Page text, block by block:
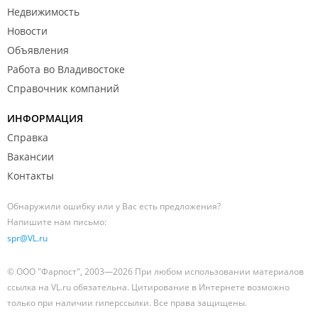
Недвижимость
Новости
Объявления
Работа во Владивостоке
Справочник компаний
ИНФОРМАЦИЯ
Справка
Вакансии
Контакты
Обнаружили ошибку или у Вас есть предложения?
Напишите нам письмо:
spr@VL.ru
© ООО "Фарпост", 2003—2026 При любом использовании материалов
ссылка на VL.ru обязательна. Цитирование в Интернете возможно
только при наличии гиперссылки. Все права защищены.